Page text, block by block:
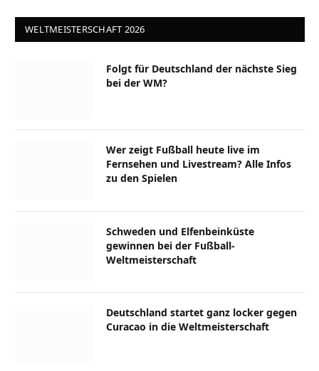
WELTMEISTERSCHAFT 2026
Folgt für Deutschland der nächste Sieg
bei der WM?
Wer zeigt Fußball heute live im
Fernsehen und Livestream? Alle Infos
zu den Spielen
Schweden und Elfenbeinküste
gewinnen bei der Fußball-
Weltmeisterschaft
Deutschland startet ganz locker gegen
Curacao in die Weltmeisterschaft